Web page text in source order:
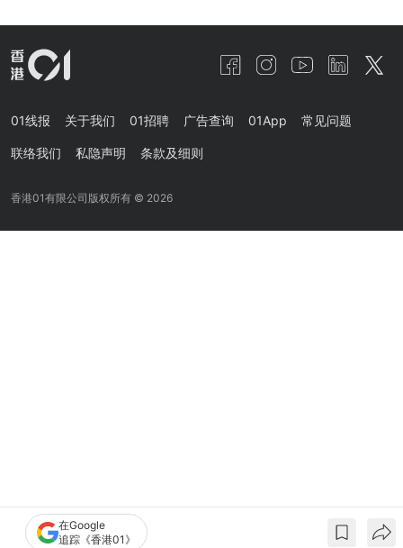
在Google
追踪《香港01》
01线报 关于我们 01招聘 广告查询 01App 常见问题
联络我们 私隐声明 条款及细则
香港01有限公司版权所有 © 2026